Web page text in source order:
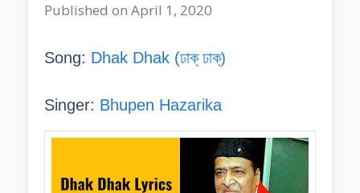
Published on April 1, 2020
Song: Dhak Dhak (ঢাক্ ঢাক্)
Singer: Bhupen Hazarika